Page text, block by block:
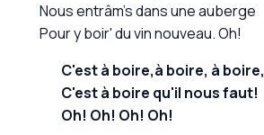
Nous entrâm's dans une auberge
Pour y boir' du vin nouveau. Oh!
C'est à boire,à boire, à boire,
C'est à boire qu'il nous faut!
Oh! Oh! Oh! Oh!